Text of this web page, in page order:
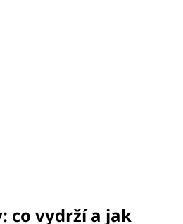
co vydrží a jak